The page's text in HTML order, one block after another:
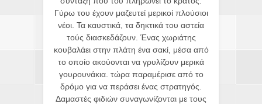
Γύρω του έχουν μαζευτεί μερικοί πλούσιοι
νέοι. Τα καυστικά, τα δηκτικά του αστεία
τούς διασκεδάζουν. Ένας χωριάτης
κουβαλάει στην πλάτη ένα σακί, μέσα από
το οποίο ακούονται να γρυλίζουν μερικά
γουρουνάκια. τώρα παραμέρισε από το
δρόμο για να περάσει ένας στρατηγός.
Δαμαστές φιδιών συναγωνίζονται με τους